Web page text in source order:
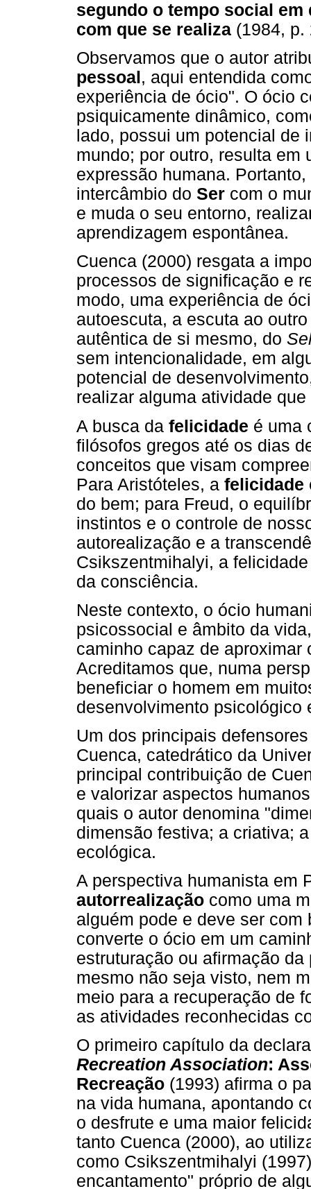
segundo o tempo social
com que se realiza (1984, p.
Observamos que o autor
pessoal , aqui entendida
experiência de ócio". O ócio
psiquicamente dinâmico,
lado, possui um potencial
mundo; por outro, resulta em
expressão humana.
intercâmbio do Ser com o
e muda o seu entorno,
aprendizagem espontânea.
Cuenca (2000) resgata a
processos de significação e
modo, uma experiência de
autoescuta, a escuta ao
autêntica de si mesmo, do
sem intencionalidade, em
potencial de
realizar alguma atividade
A busca da felicidade é uma
filósofos gregos até os dias
conceitos que visam
Para Aristóteles, a felicidade
do bem; para Freud, o
instintos e o controle de
autorealização e a
Csikszentmihalyi, a
da consciência.
Neste contexto, o ócio
psicossocial e âmbito da
caminho capaz de
Acreditamos que, numa
beneficiar o homem em
desenvolvimento psicológico
Um dos principais
Cuenca, catedrático da
principal contribuição de
e valorizar aspectos
quais o autor denomina
dimensão festiva; a criativa;
ecológica.
A perspectiva humanista em
autorrealização como uma
alguém pode e deve ser
converte o ócio em um
estruturação ou afirmação
mesmo não seja visto, nem
meio para a recuperação de
as atividades reconhecidas
O primeiro capítulo da
Recreation Association:
Recreação (1993) afirma o
na vida humana, apontando
o desfrute e uma maior
tanto Cuenca (2000), ao
como Csikszentmihalyi
encantamento" próprio de